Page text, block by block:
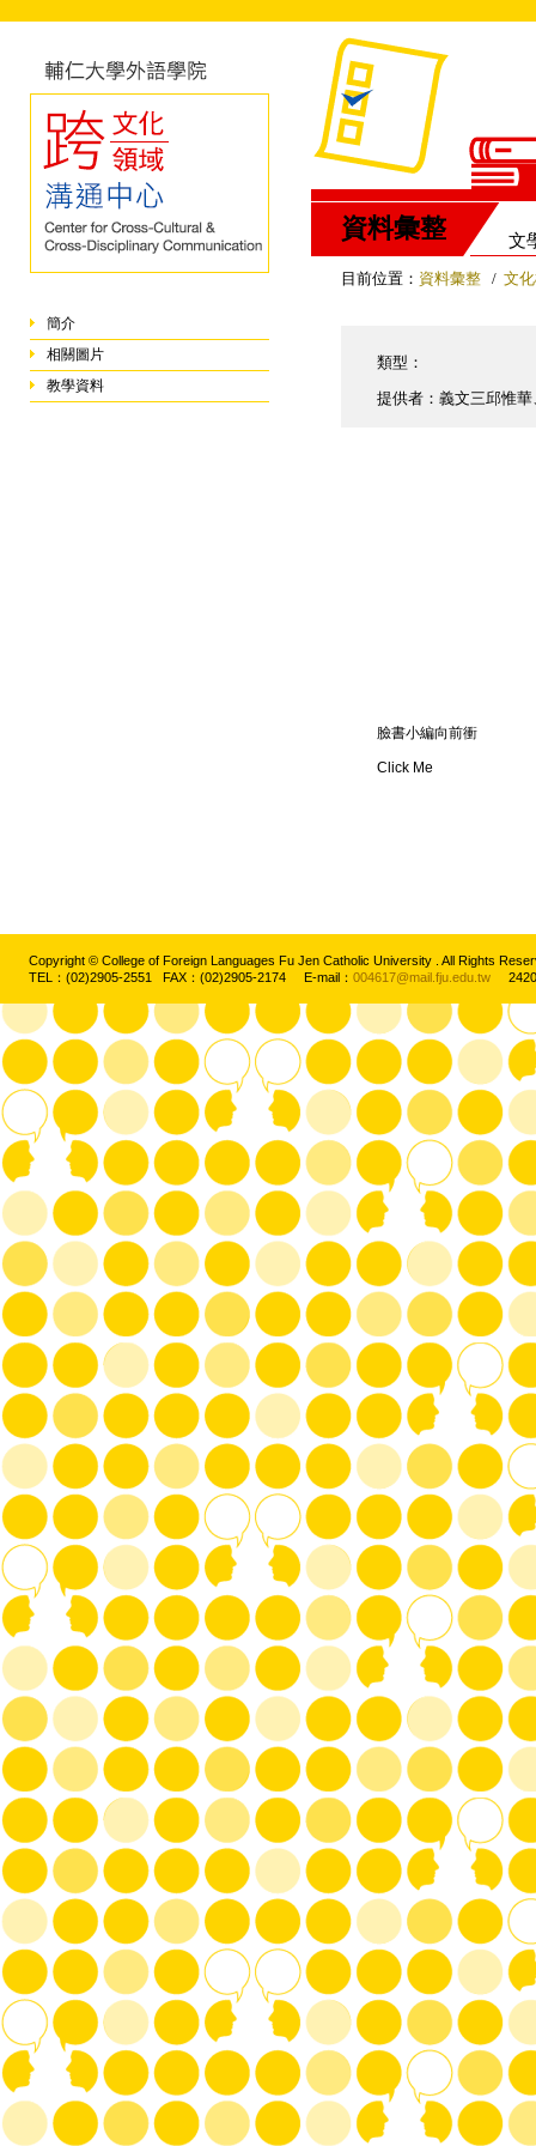
簡介
相關圖片
教學資料
資料彙整 文
目前位置： 資料彙整 / 文
類型：
提供者：義文三邱惟
臉書小編向前衝
Click Me
Copyright © College of Foreign Languages Fu Jen Catholic University . All Rights
TEL：(02)2905-2551 FAX：(02)2905-2174 E-mail： 004617@mail.fju.edu.tw